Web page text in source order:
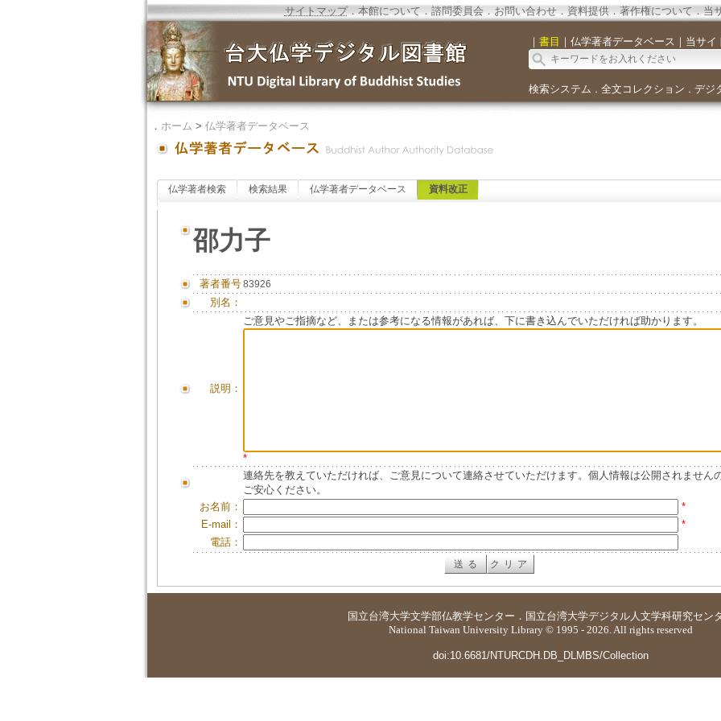
サイトマップ．本館について．諮問委員会． お問い合わせ． 資料提供．著作権について．当
｜ 書目 ｜ 仏学著者データベース ｜ 当サイ
検索システム ． 全文コレクション ． デジ
． ホーム > 仏学著者データベース
仏学著者検索 検索結果 仏学著者データベース 資料改正
邵力子
著者番号83926
別名：
説明：
ご意見やご指摘など、または参考になる情報があれば、下に書き込んでいただければ助かります。
*
連絡先を教えていただければ、ご意見について連絡させていただけます。個人情報は公開されません
ご安心ください。
お名前：
*
E-mail：
*
電話：
国立台湾大学文学部仏教学センター ． 国立台湾大学デジタル人文学科研究セン
National Taiwan University Library © 1995 - 2026. All rights reserved
doi:10.6681/NTURCDH.DB_DLMBS/Collection